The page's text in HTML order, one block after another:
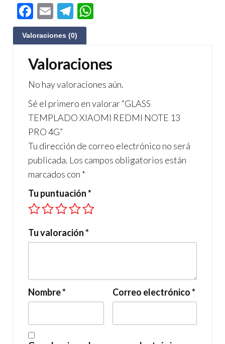
F
ac
e
b
o
o
k
E
m
ail
Te
le
gr
a
m
s
A
p
p
Valoraciones (0)
Valoraciones
No hay valoraciones aún.
Sé el primero en valorar “GLASS
TEMPLADO XIAOMI REDMI NOTE 13
PRO 4G”
Tu dirección de correo electrónico no será
publicada. Los campos obligatorios están
marcados con *
Tu puntuación*
Tu valoración*
Nombre* Correo electrónico*